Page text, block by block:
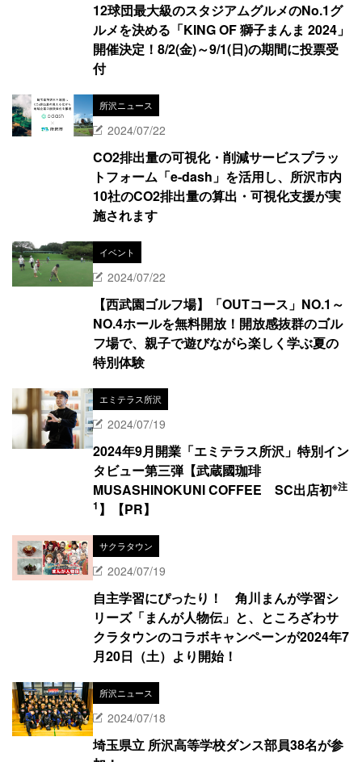
12球団最大級のスタジアムグルメのNo.1グ
ルメを決める「KING OF 獅子まんま 2024」
開催決定！8/2(金)～9/1(日)の期間に投票受
付
所沢ニュース
2024/07/22
CO2排出量の可視化・削減サービスプラッ
トフォーム「e-dash」を活用し、所沢市内
10社のCO2排出量の算出・可視化支援が実
施されます
イベント
2024/07/22
【西武園ゴルフ場】「OUTコース」NO.1～
NO.4ホールを無料開放！開放感抜群のゴル
フ場で、親子で遊びながら楽しく学ぶ夏の
特別体験
エミテラス所沢
2024/07/19
2024年9月開業「エミテラス所沢」特別イン
タビュー第三弾【武蔵國珈琲
MUSASHINOKUNI COFFEE SC出店初※注
1 】【PR】
サクラタウン
2024/07/19
自主学習にぴったり！ 角川まんが学習シ
リーズ「まんが人物伝」と、ところざわサ
クラタウンのコラボキャンペーンが2024年7
月20日（土）より開始！
所沢ニュース
2024/07/18
埼玉県立 所沢高等学校ダンス部員38名が参